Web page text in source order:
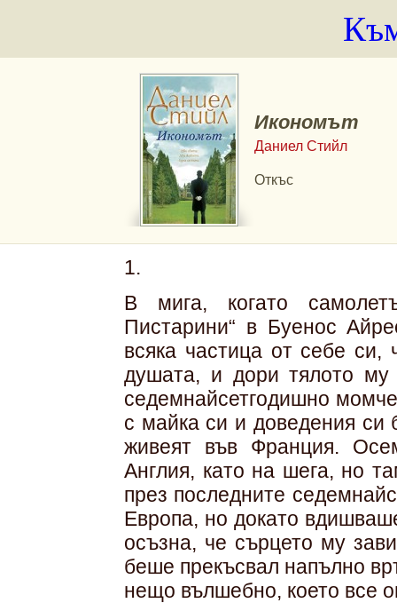
Икономът
Даниел Стийл
Откъс
1.
В мига, когато
Пистарини“ в Буенос
всяка частица от себе
душата, и дори тялото му
седемнайсетгодишно
с майка си и доведения
живеят във Франция.
Англия, като на шега, но
през последните
Европа, но докато
осъзна, че сърцето му
беше прекъсвал напълно
нещо вълшебно, което все